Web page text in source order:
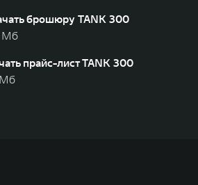
брошюру TANK 300
Мб
прайс-лист TANK 300